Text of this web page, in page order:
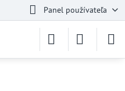
Panel používateľa